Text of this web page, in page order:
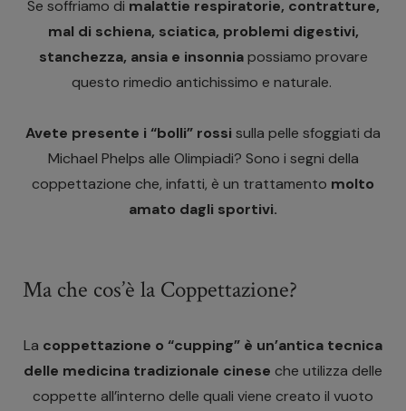
Se soffriamo di malattie respiratorie, contratture,
mal di schiena, sciatica, problemi digestivi,
stanchezza, ansia e insonniapossiamo provare
questo rimedio antichissimo e naturale.
Avete presente i “bolli” rossi sulla pelle sfoggiati da
Michael Phelps alle Olimpiadi? Sono i segni della
coppettazione che, infatti, è un trattamento molto
amato dagli sportivi.
Ma che cos’è la Coppettazione?
La coppettazione o “cupping” è un’antica tecnica
delle medicina tradizionale cinese che utilizza delle
coppette all’interno delle quali viene creato il vuoto